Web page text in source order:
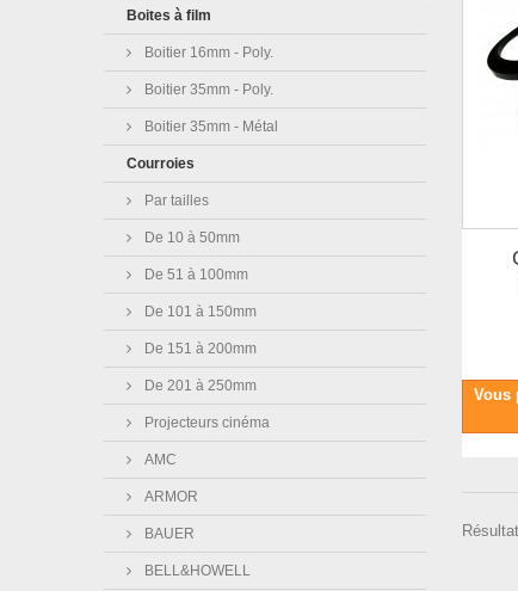
Boites à film
Boitier 16mm - Poly.
Boitier 35mm - Poly.
Boitier 35mm - Métal
Courroies
Par tailles
De 10 à 50mm
De 51 à 100mm
De 101 à 150mm
De 151 à 200mm
De 201 à 250mm
Projecteurs cinéma
AMC
ARMOR
BAUER
BELL&HOWELL
Vous